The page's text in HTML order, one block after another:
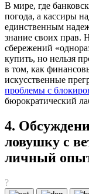
В мире, где
погода, а кассиры
единственным
знание своих прав.
сбережений
купить, но нельзя
в том, как
искусственные
проблемы с
бюрократический
4.
ловушку с
личный
?